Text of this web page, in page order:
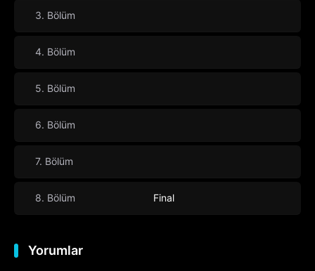
3. Bölüm
4. Bölüm
5. Bölüm
6. Bölüm
7. Bölüm
8. Bölüm Final
Yorumlar